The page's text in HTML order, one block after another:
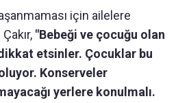
için ailelere
"Bebeği ve çocuğu olan
etsinler. Çocuklar bu
Konserveler
yerlere konulmalı.